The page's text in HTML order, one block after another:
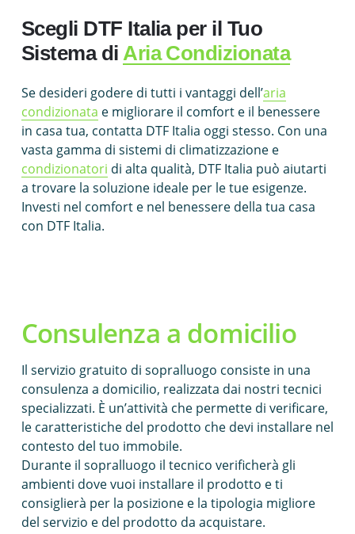
Scegli DTF Italia per il Tuo
Sistema diAria Condizionata
Se desideri godere di tutti i vantaggi dell’aria
condizionata e migliorare il comfort e il benessere
in casa tua, contatta DTF Italia oggi stesso. Con una
vasta gamma di sistemi di climatizzazione e
condizionatori di alta qualità, DTF Italia può aiutarti
a trovare la soluzione ideale per le tue esigenze.
Investi nel comfort e nel benessere della tua casa
con DTF Italia.
Consulenza a domicilio
Il servizio gratuito di sopralluogo consiste in una
consulenza a domicilio, realizzata dai nostri tecnici
specializzati. È un’attività che permette di verificare,
le caratteristiche del prodotto che devi installare nel
contesto del tuo immobile.
Durante il sopralluogo il tecnico verificherà gli
ambienti dove vuoi installare il prodotto e ti
consiglierà per la posizione e la tipologia migliore
del servizio e del prodotto da acquistare.